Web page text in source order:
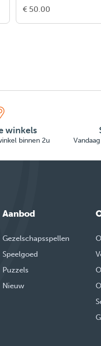
€ 50.00
winkels
binnen 2u
Aanbod
Gezelschapsspellen
Speelgoed
Puzzels
Nieuw